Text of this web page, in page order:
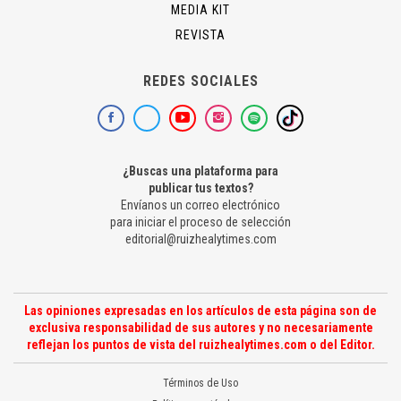
MEDIA KIT
REVISTA
REDES SOCIALES
¿Buscas una plataforma para
publicar tus textos?
Envíanos un correo electrónico
para iniciar el proceso de selección
editorial@ruizhealytimes.com
Las opiniones expresadas en los artículos de esta página son de
exclusiva responsabilidad de sus autores y no necesariamente
reflejan los puntos de vista del ruizhealytimes.com o del Editor.
Términos de Uso